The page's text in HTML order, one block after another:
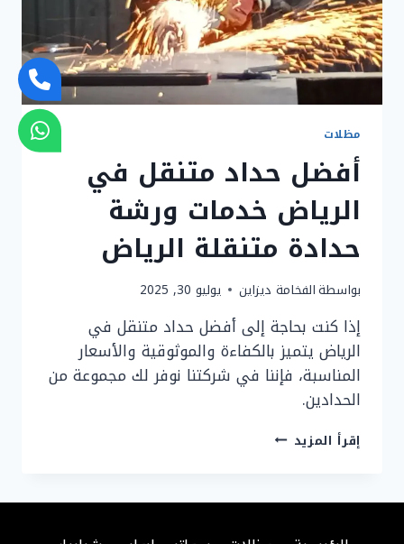
مظلات
أفضل حداد متنقل في
الرياض خدمات ورشة
حدادة متنقلة الرياض
بواسطةالفخامة ديزاين يوليو 30, 2025
إذا كنت بحاجة إلى أفضل حداد متنقل في
الرياض يتميز بالكفاءة والموثوقية والأسعار
المناسبة، فإننا في شركتنا نوفر لك مجموعة من
الحدادين.
إقرأ المزيد أفضل